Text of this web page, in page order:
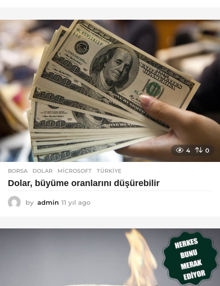
ı
l
a
o
4 0
BORSA DOLAR ,MICROSOFT ,TÜRKIYE
Dolar, büyüme oranlarını düşürebilir
by admin 11 yıl ago
ı